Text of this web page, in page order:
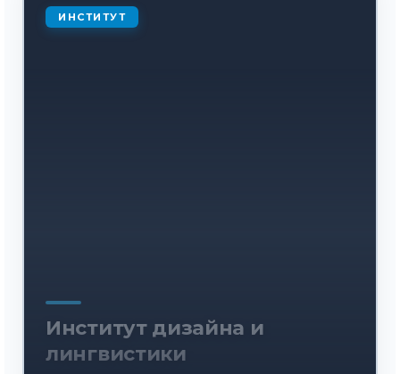
Институт дизайна и
лингвистики
ИНСТИТУТ